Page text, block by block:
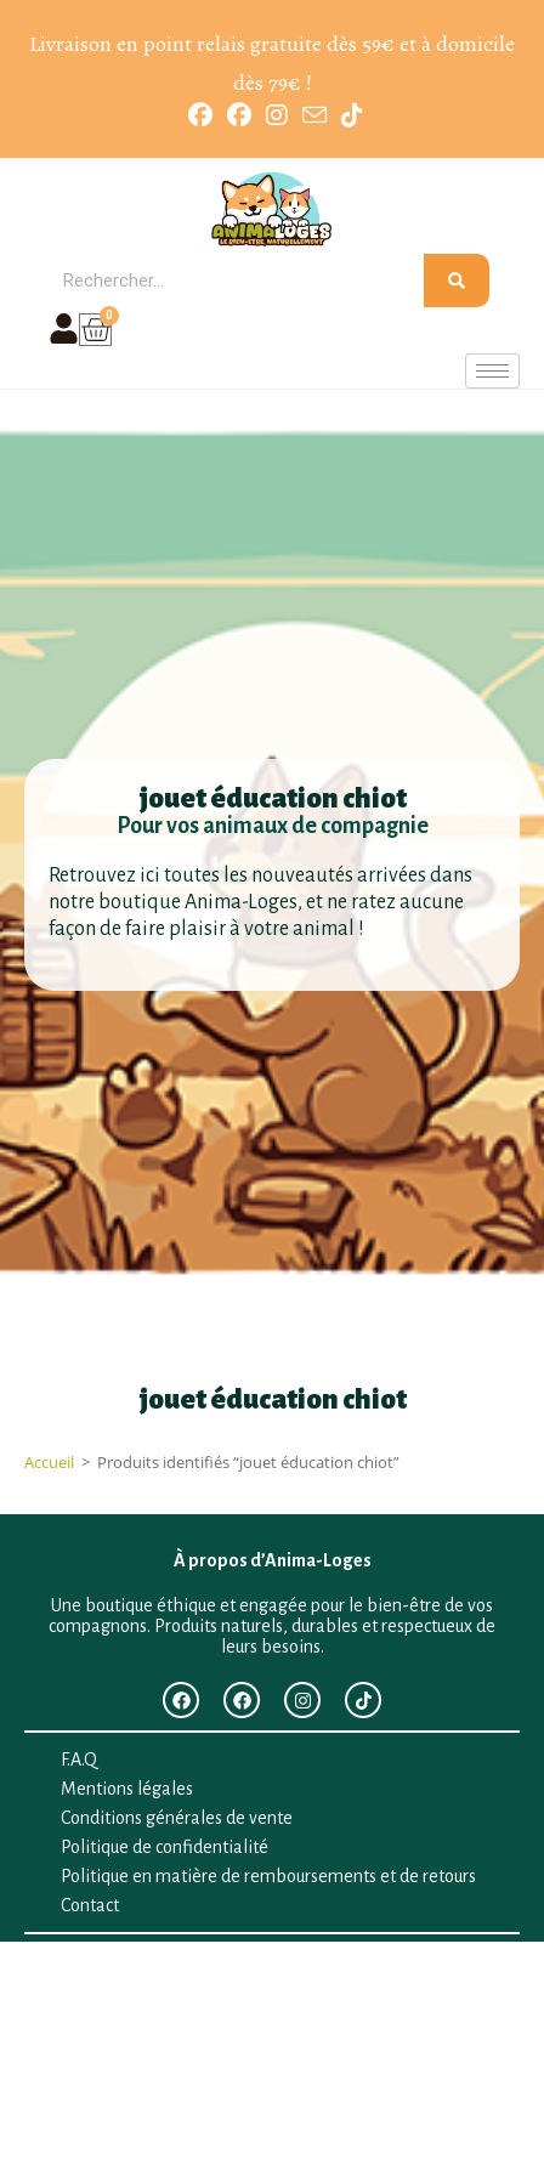
Livraison en point relais gratuite dès 59€ et à domicile
dès 79€ !
0
jouet éducation chiot
Pour vos animaux de compagnie
Retrouvez ici toutes les nouveautés arrivées dans
notre boutique Anima-Loges, et ne ratez aucune
façon de faire plaisir à votre animal !
jouet éducation chiot
Accueil > Produits identifiés “jouet éducation chiot”
À propos d’Anima-Loges
Une boutique éthique et engagée pour le bien-être de vos
compagnons. Produits naturels, durables et respectueux de
leurs besoins.
F.A.Q
Mentions légales
Conditions générales de vente
Politique de confidentialité
Politique en matière de remboursements et de retours
Contact